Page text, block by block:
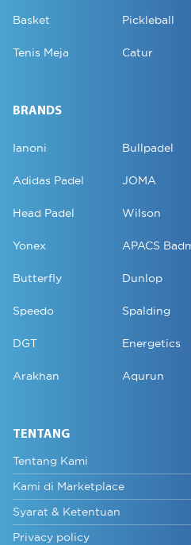
Basket Pickleball
Tenis Meja Catur
BRANDS
Ianoni Bullpadel
Adidas Padel JOMA
Head Padel Wilson
Yonex APACS
Butterfly Dunlop
Speedo Spalding
DGT Energetics
Arakhan Aqurun
TENTANG
Tentang Kami
Kami di Marketplace
Syarat & Ketentuan
Privacy policy